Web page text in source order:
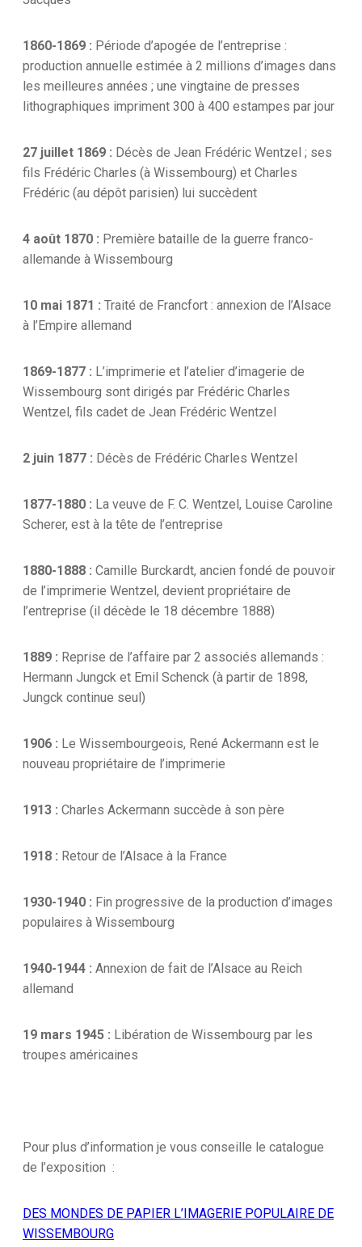
1860-1869 : Période d’apogée de l’entreprise :
production annuelle estimée à 2 millions d’images dans
les meilleures années ; une vingtaine de presses
lithographiques impriment 300 à 400 estampes par jour
27 juillet 1869 : Décès de Jean Frédéric Wentzel ; ses
fils Frédéric Charles (à Wissembourg) et Charles
Frédéric (au dépôt parisien) lui succèdent
4 août 1870 : Première bataille de la guerre franco-
allemande à Wissembourg
10 mai 1871 : Traité de Francfort : annexion de l’Alsace
à l’Empire allemand
1869-1877 : L’imprimerie et l’atelier d’imagerie de
Wissembourg sont dirigés par Frédéric Charles
Wentzel, fils cadet de Jean Frédéric Wentzel
2 juin 1877 : Décès de Frédéric Charles Wentzel
1877-1880 : La veuve de F. C. Wentzel, Louise Caroline
Scherer, est à la tête de l’entreprise
1880-1888 : Camille Burckardt, ancien fondé de pouvoir
de l’imprimerie Wentzel, devient propriétaire de
l’entreprise (il décède le 18 décembre 1888)
1889 : Reprise de l’affaire par 2 associés allemands :
Hermann Jungck et Emil Schenck (à partir de 1898,
Jungck continue seul)
1906 : Le Wissembourgeois, René Ackermann est le
nouveau propriétaire de l’imprimerie
1913 : Charles Ackermann succède à son père
1918 : Retour de l’Alsace à la France
1930-1940 : Fin progressive de la production d’images
populaires à Wissembourg
1940-1944 : Annexion de fait de l’Alsace au Reich
allemand
19 mars 1945 : Libération de Wissembourg par les
troupes américaines
Pour plus d’information je vous conseille le catalogue
de l’exposition :
DES MONDES DE PAPIER L’IMAGERIE POPULAIRE DE
WISSEMBOURG